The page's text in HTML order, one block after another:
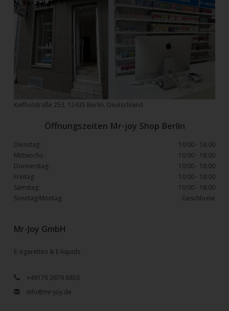
Mr-Joy GmbH
E-zigaretten & E-liquids
+49176 2679 8853
info@mr-joy.de
Kiefholztraße 253, 12435 Berlin, Deutschland
Öffnungszeiten Mr-joy Shop Berlin
Dienstag:
10:00 - 18:00
Mittwochs :
10:00 - 18:00
Donnerstag:
10:00 - 18:00
Freitag:
10:00 - 18:00
Samstag:
10:00 - 18:00
Sonntag/Montag:
Geschlosse